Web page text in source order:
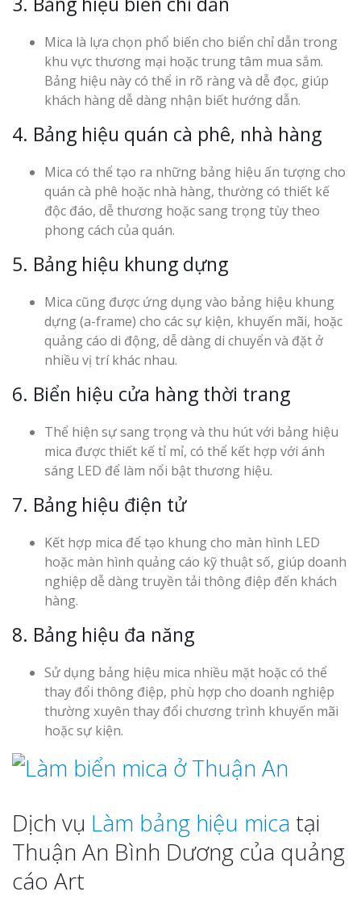
Mica là lựa chọn phổ biến cho biển chỉ dẫn trong
khu vực thương mại hoặc trung tâm mua sắm.
Bảng hiệu này có thể in rõ ràng và dễ đọc, giúp
khách hàng dễ dàng nhận biết hướng dẫn.
4. Bảng hiệu quán cà phê, nhà hàng
Mica có thể tạo ra những bảng hiệu ấn tượng cho
quán cà phê hoặc nhà hàng, thường có thiết kế
độc đáo, dễ thương hoặc sang trọng tùy theo
phong cách của quán.
5. Bảng hiệu khung dựng
Mica cũng được ứng dụng vào bảng hiệu khung
dựng (a-frame) cho các sự kiện, khuyến mãi, hoặc
quảng cáo di động, dễ dàng di chuyển và đặt ở
nhiều vị trí khác nhau.
6. Biển hiệu cửa hàng thời trang
Thể hiện sự sang trọng và thu hút với bảng hiệu
mica được thiết kế tỉ mỉ, có thể kết hợp với ánh
sáng LED để làm nổi bật thương hiệu.
7. Bảng hiệu điện tử
Kết hợp mica để tạo khung cho màn hình LED
hoặc màn hình quảng cáo kỹ thuật số, giúp doanh
nghiệp dễ dàng truyền tải thông điệp đến khách
hàng.
8. Bảng hiệu đa năng
Sử dụng bảng hiệu mica nhiều mặt hoặc có thể
thay đổi thông điệp, phù hợp cho doanh nghiệp
thường xuyên thay đổi chương trình khuyến mãi
hoặc sự kiện.
Dịch vụ Làm bảng hiệu mica tại
Thuận An Bình Dương của quảng
cáo Art